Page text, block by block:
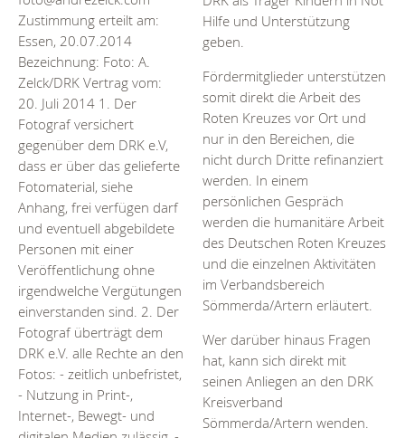
Zustimmung erteilt am:
Essen, 20.07.2014
Bezeichnung: Foto: A.
Zelck/DRK Vertrag vom:
20. Juli 2014 1. Der
Fotograf versichert
gegenüber dem DRK e.V,
dass er über das gelieferte
Fotomaterial, siehe
Anhang, frei verfügen darf
und eventuell abgebildete
Personen mit einer
Veröffentlichung ohne
irgendwelche Vergütungen
einverstanden sind. 2. Der
Fotograf überträgt dem
DRK e.V. alle Rechte an den
Fotos: - zeitlich unbefristet,
- Nutzung in Print-,
Internet-, Bewegt- und
Hilfe und Unterstützung
geben.
Fördermitglieder unterstützen
somit direkt die Arbeit des
Roten Kreuzes vor Ort und
nur in den Bereichen, die
nicht durch Dritte refinanziert
werden. In einem
persönlichen Gespräch
werden die humanitäre Arbeit
des Deutschen Roten Kreuzes
und die einzelnen Aktivitäten
im Verbandsbereich
Sömmerda/Artern erläutert.
Wer darüber hinaus Fragen
hat, kann sich direkt mit
seinen Anliegen an den DRK
Kreisverband
Sömmerda/Artern wenden.